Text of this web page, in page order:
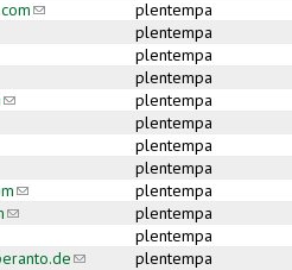
(link sends e-mail)plentempa
plentempa
plentempa
e-mail)
plentempa
(link sends e-mail)
plentempa
sends e-mail)
plentempa
sends e-mail)
plentempa
sends e-mail)
plentempa
(link sends e-mail)plentempa
(link sends e-mail) plentempa
plentempa
(link sends e-mail)
plentempa